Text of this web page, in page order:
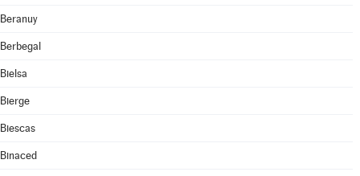
Beranuy
Berbegal
Bielsa
Bierge
Biescas
Binaced